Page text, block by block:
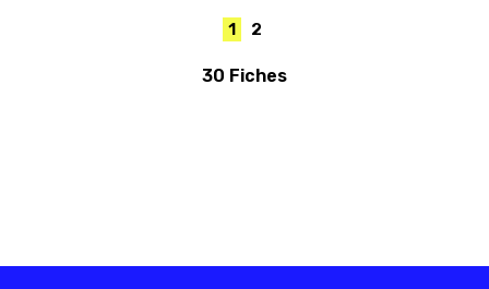
1 2
30 Fiches